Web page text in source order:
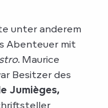
unter anderem
Abenteuer mit
. Maurice
Besitzer des
Jumièges,